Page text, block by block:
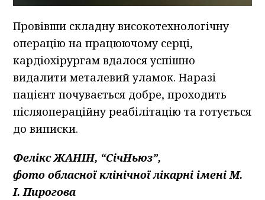
Провівши складну високотехнологічну
операцію на працюючому серці,
кардіохірургам вдалося успішно
видалити металевий уламок. Наразі
пацієнт почувається добре, проходить
післяопераційну реабілітацію та готується
до виписки.
Фелікс ЖАНІН, “СічНьюз”,
фото обласної клінічної лікарні імені М.
І. Пирогова